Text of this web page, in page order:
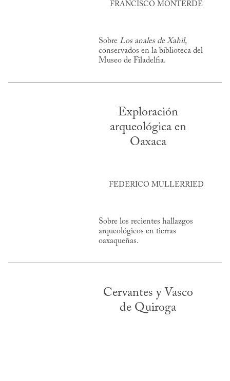
FRANCISCO MONTERDE
Sobre Los anales de Xahil,
conservados en la biblioteca del
Museo de Filadelfia.
Exploración
arqueológica en
Oaxaca
FEDERICO MULLERRIED
Sobre los recientes hallazgos
arqueológicos en tierras
oaxaqueñas.
Cervantes y Vasco
de Quiroga